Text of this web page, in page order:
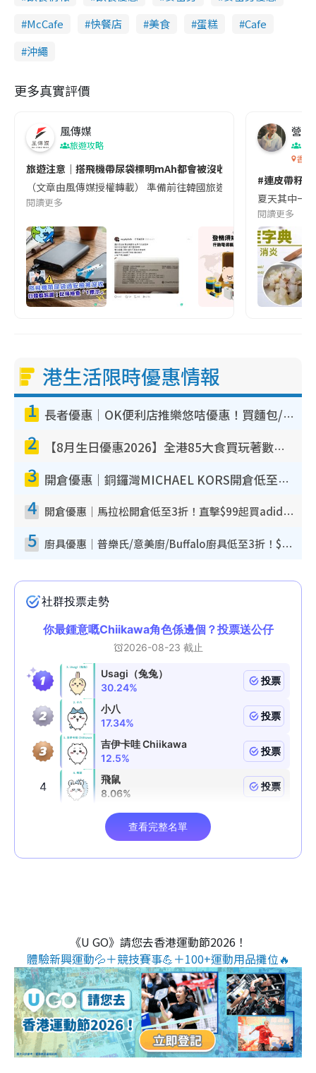
McCafe
快餐店 美食 蛋糕
Cafe
沖繩
更多真實評價
風傳媒
旅遊攻略
旅遊注意｜搭飛機帶尿袋標明mAh都會被沒收😱出發前切記檢查
（文章由風傳媒授權轉載） 準備前往韓國旅遊的民眾，近期要
閱讀更多
營養
香港
#連皮帶籽
夏天其中一
閱讀更多
港生活限時優惠情報
1 長者優惠｜OK便利店推樂悠咭優惠！買麵包/牛奶/保健品拍卡即減
2 【8月生日優惠2026】全港85大食買玩著數攻略 自助餐/火鍋放題同行免費＋誠品/DONKI送現金券
3 開倉優惠｜銅鑼灣MICHAEL KORS開倉低至17折！直擊$500起買手袋/銀包/鞋款 必買經典Jet Set系列
4 開倉優惠｜馬拉松開倉低至3折！直擊$99起買adidas／New Balance／Puma鞋款 STANLEY保溫杯劈價至$119起
5 廚具優惠｜普樂氏/意美廚/Buffalo廚具低至3折！$89起買煎鍋／炒鑊／個人鍋 同場小家電激減至$99起
《U GO》請您去香港運動節2026！
體驗新興運動💦＋競技賽事💪＋100+運動用品攤位🔥